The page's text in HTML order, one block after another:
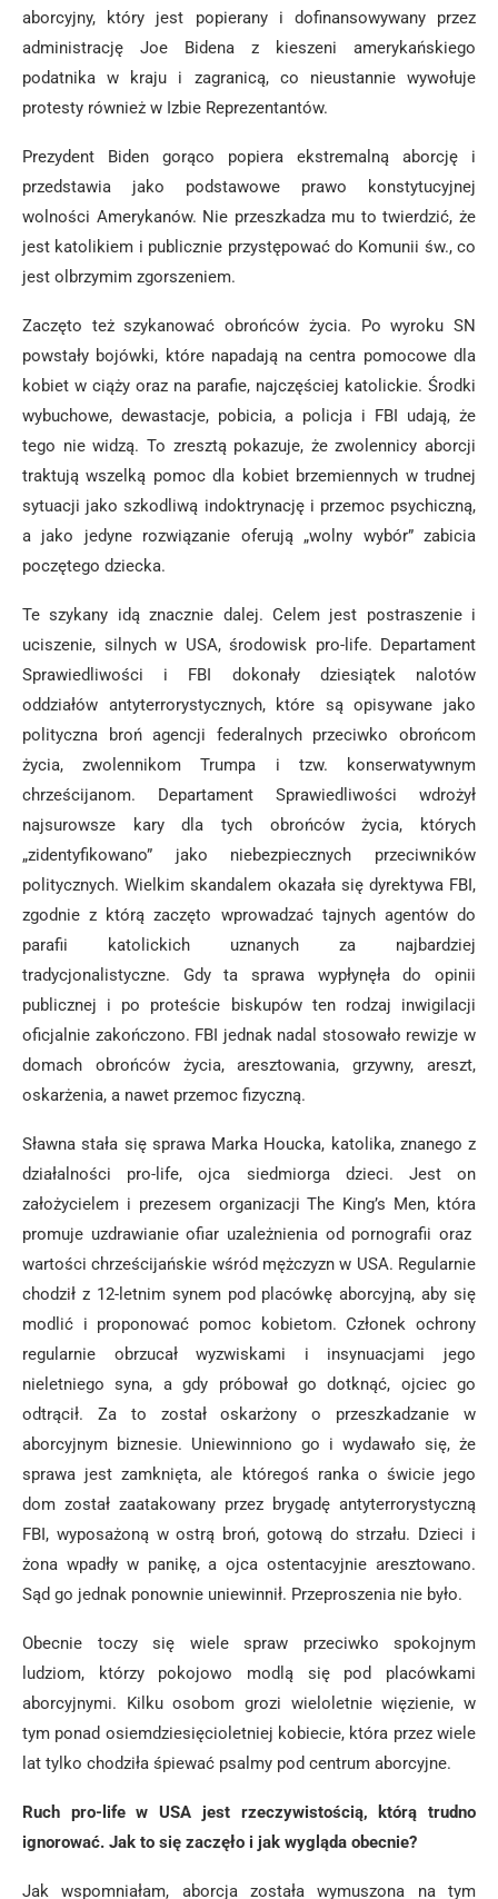
aborcyjny, który jest popierany i dofinansowywany przez
administrację Joe Bidena z kieszeni amerykańskiego
podatnika w kraju i zagranicą, co nieustannie wywołuje
protesty również w Izbie Reprezentantów.
Prezydent Biden gorąco popiera ekstremalną aborcję i
przedstawia jako podstawowe prawo konstytucyjnej
wolności Amerykanów. Nie przeszkadza mu to twierdzić, że
jest katolikiem i publicznie przystępować do Komunii św., co
jest olbrzymim zgorszeniem.
Zaczęto też szykanować obrońców życia. Po wyroku SN
powstały bojówki, które napadają na centra pomocowe dla
kobiet w ciąży oraz na parafie, najczęściej katolickie. Środki
wybuchowe, dewastacje, pobicia, a policja i FBI udają, że
tego nie widzą. To zresztą pokazuje, że zwolennicy aborcji
traktują wszelką pomoc dla kobiet brzemiennych w trudnej
sytuacji jako szkodliwą indoktrynację i przemoc psychiczną,
a jako jedyne rozwiązanie oferują „wolny wybór” zabicia
poczętego dziecka.
Te szykany idą znacznie dalej. Celem jest postraszenie i
uciszenie, silnych w USA, środowisk pro-life. Departament
Sprawiedliwości i FBI dokonały dziesiątek nalotów
oddziałów antyterrorystycznych, które są opisywane jako
polityczna broń agencji federalnych przeciwko obrońcom
życia, zwolennikom Trumpa i tzw. konserwatywnym
chrześcijanom. Departament Sprawiedliwości wdrożył
najsurowsze kary dla tych obrońców życia, których
„zidentyfikowano” jako niebezpiecznych przeciwników
politycznych. Wielkim skandalem okazała się dyrektywa FBI,
zgodnie z którą zaczęto wprowadzać tajnych agentów do
parafii katolickich uznanych za najbardziej
tradycjonalistyczne. Gdy ta sprawa wypłynęła do opinii
publicznej i po proteście biskupów ten rodzaj inwigilacji
oficjalnie zakończono. FBI jednak nadal stosowało rewizje w
domach obrońców życia, aresztowania, grzywny, areszt,
oskarżenia, a nawet przemoc fizyczną.
Sławna stała się sprawa Marka Houcka, katolika, znanego z
działalności pro-life, ojca siedmiorga dzieci. Jest on
założycielem i prezesem organizacji The King’s Men, która
promuje uzdrawianie ofiar uzależnienia od pornografii oraz
wartości chrześcijańskie wśród mężczyzn w USA. Regularnie
chodził z 12-letnim synem pod placówkę aborcyjną, aby się
modlić i proponować pomoc kobietom. Członek ochrony
regularnie obrzucał wyzwiskami i insynuacjami jego
nieletniego syna, a gdy próbował go dotknąć, ojciec go
odtrącił. Za to został oskarżony o przeszkadzanie w
aborcyjnym biznesie. Uniewinniono go i wydawało się, że
sprawa jest zamknięta, ale któregoś ranka o świcie jego
dom został zaatakowany przez brygadę antyterrorystyczną
FBI, wyposażoną w ostrą broń, gotową do strzału. Dzieci i
żona wpadły w panikę, a ojca ostentacyjnie aresztowano.
Sąd go jednak ponownie uniewinnił. Przeproszenia nie było.
Obecnie toczy się wiele spraw przeciwko spokojnym
ludziom, którzy pokojowo modlą się pod placówkami
aborcyjnymi. Kilku osobom grozi wieloletnie więzienie, w
tym ponad osiemdziesięcioletniej kobiecie, która przez wiele
lat tylko chodziła śpiewać psalmy pod centrum aborcyjne.
Ruch pro-life w USA jest rzeczywistością, którą trudno
ignorować. Jak to się zaczęło i jak wygląda obecnie?
Jak wspomniałam, aborcja została wymuszona na tym